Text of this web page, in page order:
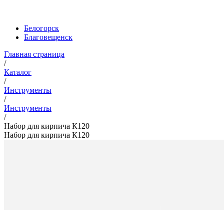
Белогорск
Благовещенск
Главная страница
/
Каталог
/
Инструменты
/
Инструменты
/
Набор для кирпича К120
Набор для кирпича К120